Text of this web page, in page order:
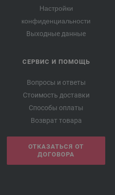
Настройки
конфиденциальности
Выходные данные
СЕРВИС И ПОМОЩЬ
Вопросы и ответы
Стоимость доставки
Способы оплаты
Возврат товара
ОТКАЗАТЬСЯ ОТ
ДОГОВОРА